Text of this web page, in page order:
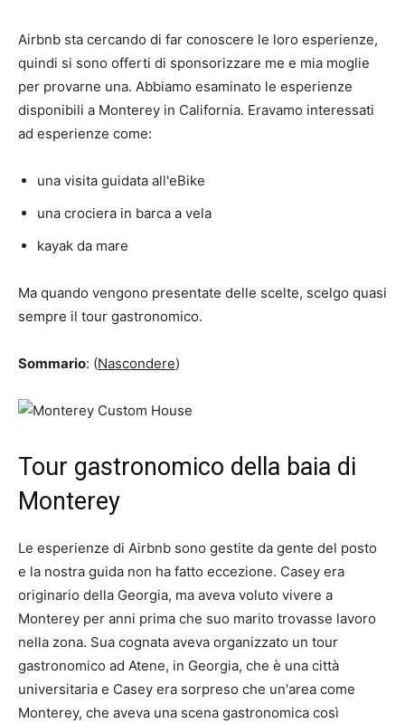
Airbnb sta cercando di far conoscere le loro esperienze,
quindi si sono offerti di sponsorizzare me e mia moglie
per provarne una. Abbiamo esaminato le esperienze
disponibili a Monterey in California. Eravamo interessati
ad esperienze come:
una visita guidata all'eBike
una crociera in barca a vela
kayak da mare
Ma quando vengono presentate delle scelte, scelgo quasi
sempre il tour gastronomico.
Sommario: (Nascondere)
Tour gastronomico della baia di
Monterey
Le esperienze di Airbnb sono gestite da gente del posto
e la nostra guida non ha fatto eccezione. Casey era
originario della Georgia, ma aveva voluto vivere a
Monterey per anni prima che suo marito trovasse lavoro
nella zona. Sua cognata aveva organizzato un tour
gastronomico ad Atene, in Georgia, che è una città
universitaria e Casey era sorpreso che un'area come
Monterey, che aveva una scena gastronomica così